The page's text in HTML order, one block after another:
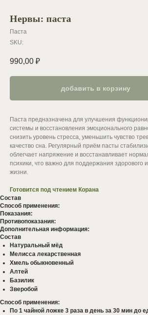
Нервы: паста
Паста
SKU:
990,00 ₽
добавить в корзину
Паста предназначена для улучшения
системы и восстановления эмоционального
снизить уровень стресса, уменьшить чувство
качество сна. Регулярный приём пасты
облегчает напряжение и восстанавливает
психики, что важно для поддержания здорового
жизни.
Готовится под чтением Корана
Состав
Способ применения:
Показания:
Противопоказания:
Дополнительная информация:
Состав
Натуральный мёд
Мелисса лекарственная
Хмель обыкновенный
Алтей
Базилик
Зверобой
Способ применения:
По 1 чайной ложке 3 раза в день за 30 мин до